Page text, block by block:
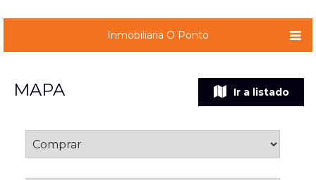
Inmobiliaria O Ponto
MAPA Ir a listado